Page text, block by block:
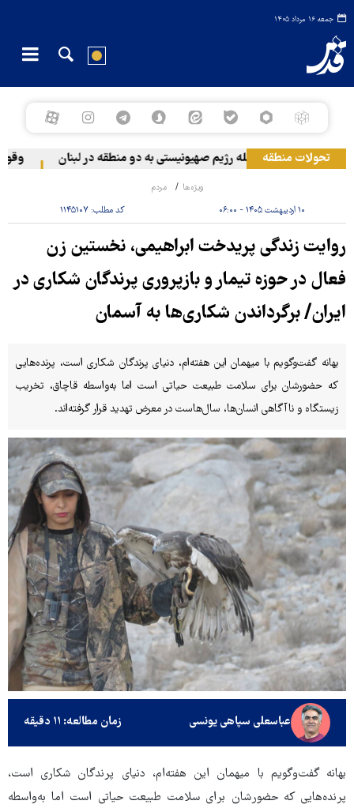
جمعه ۱۶ مرداد ۱۴۰۵
تحولات منطقهحمله رژیم صهیونیستی به دو منطقه در لبنان وقوع
ویژه‌ها مردم
۱۰ اردیبهشت ۱۴۰۵ - ۰۶:۰۰ کد مطلب: ۱۱۴۵۱۰۷
روایت زندگی پریدخت ابراهیمی، نخستین زن
فعال در حوزه تیمار و بازپروری پرندگان شکاری در
ایران/ برگرداندن شکاری‌ها به آسمان
بهانه گفت‌وگویم با میهمان این هفته‌ام، دنیای پرندگان شکاری است، پرنده‌هایی
که حضورشان برای سلامت طبیعت حیاتی است اما به‌واسطه قاچاق، تخریب
زیستگاه و ناآگاهی انسان‌ها، سال‌هاست در معرض تهدید قرار گرفته‌اند.
عباسعلی سپاهی یونسی زمان مطالعه: ۱۱ دقیقه
بهانه گفت‌وگویم با میهمان این هفته‌ام، دنیای پرندگان شکاری است،
پرنده‌هایی که حضورشان برای سلامت طبیعت حیاتی است اما به‌واسطه